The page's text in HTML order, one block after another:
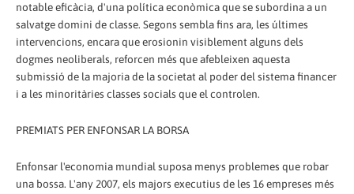
notable eficàcia, d'una política econòmica que se subordina a un
salvatge domini de classe. Segons sembla fins ara, les últimes
intervencions, encara que erosionin visiblement alguns dels
dogmes neoliberals, reforcen més que afebleixen aquesta
submissió de la majoria de la societat al poder del sistema financer
i a les minoritàries classes socials que el controlen.
PREMIATS PER ENFONSAR LA BORSA
Enfonsar l'economia mundial suposa menys problemes que robar
una bossa. L'any 2007, els majors executius de les 16 empreses més